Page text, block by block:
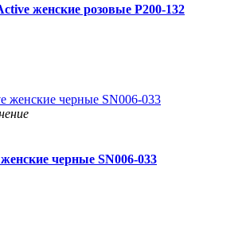
женские розовые P200-132
черные SN006-033